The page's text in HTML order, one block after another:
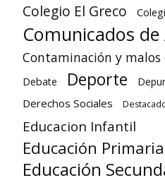
Colegio El Greco
Comunicados de
Contaminación y malos
Debate Deporte
Derechos Sociales
Educacion Infantil
Educación Primaria
Educación